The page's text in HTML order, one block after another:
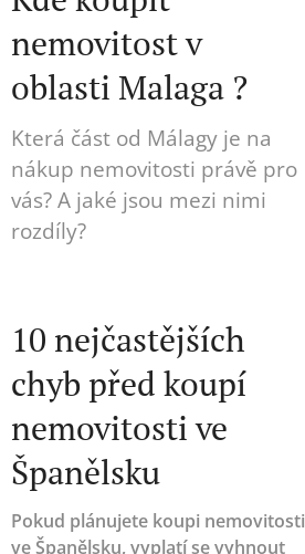
nemovitost v
oblasti Malaga ?
Která část od Málagy je na
nákup nemovitosti právě pro
vás? A jaké jsou mezi nimi
rozdíly?
10 nejčastějších
chyb před koupí
nemovitosti ve
Španělsku
Pokud plánujete koupi nemovitosti
ve Španělsku, vyplatí se vyhnout